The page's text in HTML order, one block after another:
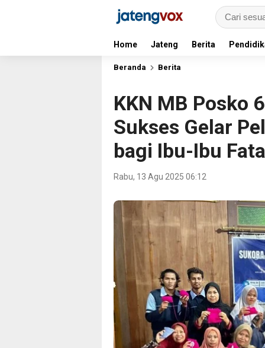
Home Jateng Berita
Beranda Berita
KKN MB Posko
Sukses Gelar
bagi Ibu-Ibu
Rabu, 13 Agu 2025 06:12